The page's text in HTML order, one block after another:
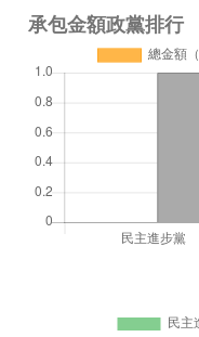
承包金額政黨排行